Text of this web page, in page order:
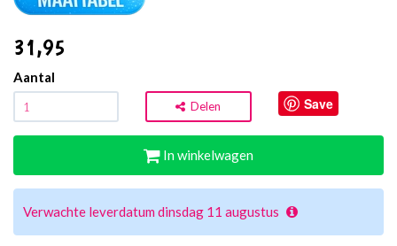
31,95
Aantal
Delen Save
In winkelwagen
Verwachte leverdatum dinsdag 11 augustus